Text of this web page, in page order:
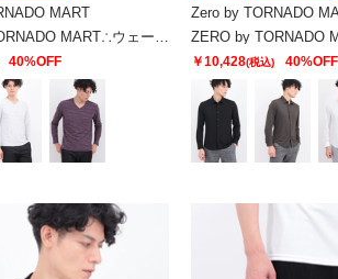
MART
40%OFF
Zero by TORNADO
￥10,428(税込) 40%OFF